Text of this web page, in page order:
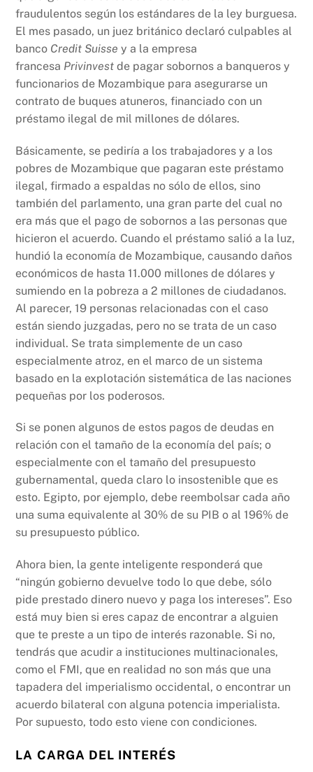
fraudulentos según los estándares de la ley burguesa.
El mes pasado, un juez británico declaró culpables al
banco Credit Suisse y a la empresa
francesa Privinvest de pagar sobornos a banqueros y
funcionarios de Mozambique para asegurarse un
contrato de buques atuneros, financiado con un
préstamo ilegal de mil millones de dólares.
Básicamente, se pediría a los trabajadores y a los
pobres de Mozambique que pagaran este préstamo
ilegal, firmado a espaldas no sólo de ellos, sino
también del parlamento, una gran parte del cual no
era más que el pago de sobornos a las personas que
hicieron el acuerdo. Cuando el préstamo salió a la luz,
hundió la economía de Mozambique, causando daños
económicos de hasta 11.000 millones de dólares y
sumiendo en la pobreza a 2 millones de ciudadanos.
Al parecer, 19 personas relacionadas con el caso
están siendo juzgadas, pero no se trata de un caso
individual. Se trata simplemente de un caso
especialmente atroz, en el marco de un sistema
basado en la explotación sistemática de las naciones
pequeñas por los poderosos.
Si se ponen algunos de estos pagos de deudas en
relación con el tamaño de la economía del país; o
especialmente con el tamaño del presupuesto
gubernamental, queda claro lo insostenible que es
esto. Egipto, por ejemplo, debe reembolsar cada año
una suma equivalente al 30% de su PIB o al 196% de
su presupuesto público.
Ahora bien, la gente inteligente responderá que
“ningún gobierno devuelve todo lo que debe, sólo
pide prestado dinero nuevo y paga los intereses”. Eso
está muy bien si eres capaz de encontrar a alguien
que te preste a un tipo de interés razonable. Si no,
tendrás que acudir a instituciones multinacionales,
como el FMI, que en realidad no son más que una
tapadera del imperialismo occidental, o encontrar un
acuerdo bilateral con alguna potencia imperialista.
Por supuesto, todo esto viene con condiciones.
LA CARGA DEL INTERÉS